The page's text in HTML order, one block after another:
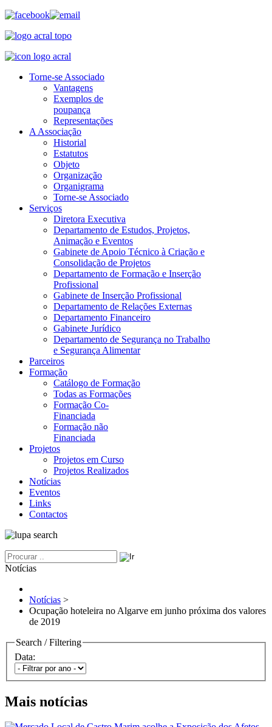
Torne-se Associado
Vantagens
Exemplos de
poupança
Representações
A Associação
Historial
Estatutos
Objeto
Organização
Organigrama
Torne-se Associado
Serviços
Diretora Executiva
Departamento de Estudos, Projetos,
Animação e Eventos
Gabinete de Apoio Técnico à Criação e
Consolidação de Projetos
Departamento de Formação e Inserção
Profissional
Gabinete de Inserção Profissional
Departamento de Relações Externas
Departamento Financeiro
Gabinete Jurídico
Departamento de Segurança no Trabalho
e Segurança Alimentar
Parceiros
Formação
Catálogo de Formação
Todas as Formações
Formação Co-
Financiada
Formação não
Financiada
Projetos
Projetos em Curso
Projetos Realizados
Notícias
Eventos
Links
Contactos
Notícias
Notícias >
Ocupação hoteleira no Algarve em junho próxima dos valores
de 2019
Search / Filtering
Data:
Mais notícias